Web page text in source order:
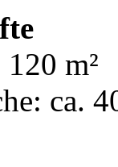
m²
ca.